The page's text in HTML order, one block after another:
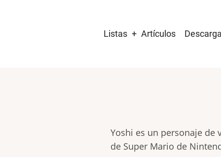
navigation
Listas Artículos
Yoshi es un personaje de
de Super Mario de